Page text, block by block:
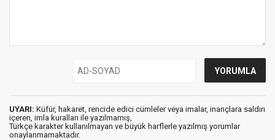
UYARI: Küfür, hakaret, rencide edici cümleler veya imalar, inançlara saldırı
içeren, imla kuralları ile yazılmamış,
Türkçe karakter kullanılmayan ve büyük harflerle yazılmış yorumlar
onaylanmamaktadır.